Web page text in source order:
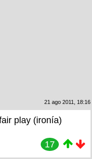
21 ago 2011, 18:16
play (ironía)
17